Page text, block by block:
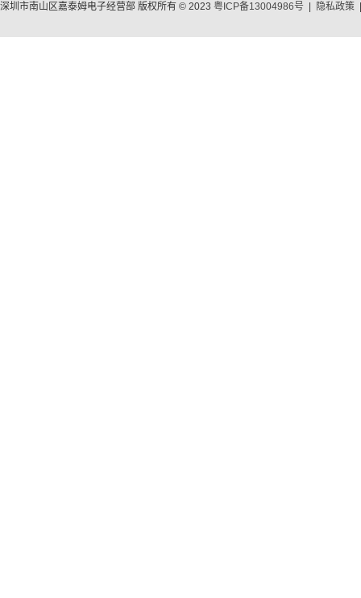
深圳市南山区嘉泰姆电子经营部 版权所有 © 2023 粤ICP备13004986号 隐私政策